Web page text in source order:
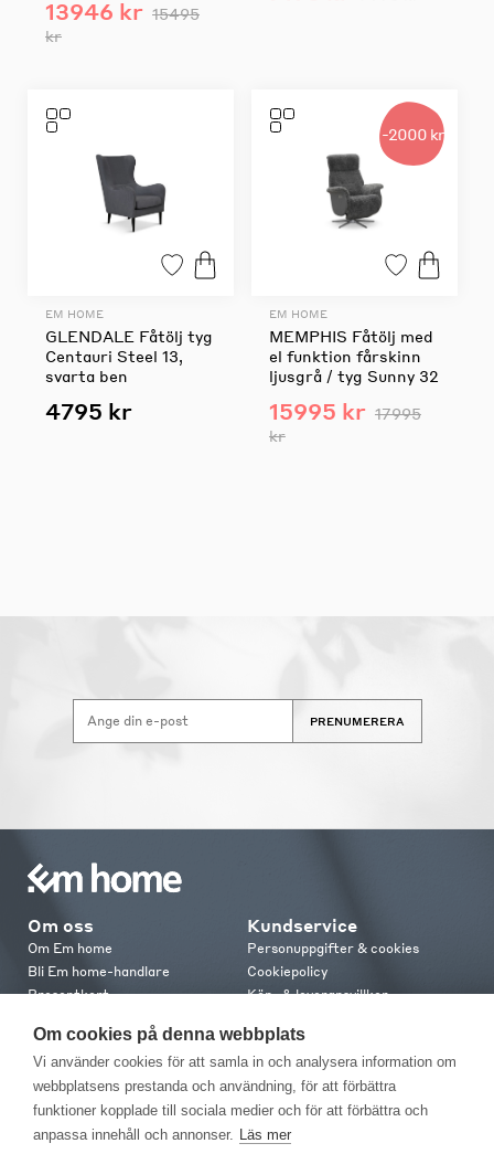
Om cookies på denna webbplats
Vi använder cookies för att samla in och analysera information om
webbplatsens prestanda och användning, för att förbättra
funktioner kopplade till sociala medier och för att förbättra och
anpassa innehåll och annonser. Läs mer
13946 kr 15495
kr
EM HOME
GLENDALE Fåtölj tyg
Centauri Steel 13,
svarta ben
4795 kr
-2000 kr
EM HOME
MEMPHIS Fåtölj med
el funktion fårskinn
ljusgrå / tyg Sunny 32
15995 kr 17995
kr
PRENUMERERA
Om oss
Om Em home
Bli Em home-handlare
Presentkort
Em home Club
Medlemsvillkor
Kundservice
Personuppgifter & cookies
Cookiepolicy
Köp- & leveransvillkor
Retur & reklamation
Kontakt
Kontakta oss